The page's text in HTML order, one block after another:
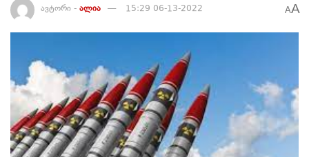
ავტორი - ალია 15:29 06-13-2022 AA